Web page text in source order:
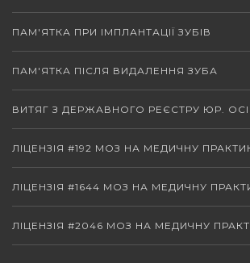
ПАМ'ЯТКА ПРИ ІМПЛАНТАЦІЇ ЗУБІВ
ПАМ'ЯТКА ПІСЛЯ ВИДАЛЕННЯ ЗУБА
ВИТЯГ З ДЕРЖАВНОГО РЕЄСТРУ ЮР.
ЛІЦЕНЗІЯ #192 МОЗ НА МЕДИЧНУ
ЛІЦЕНЗІЯ #1644 МОЗ НА МЕДИЧНУ
ЛІЦЕНЗІЯ #2046 МОЗ НА МЕДИЧНУ